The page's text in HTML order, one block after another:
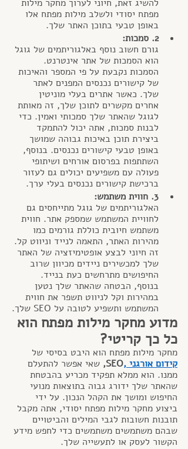
להשיג זאת, חיוני לערוך מחקר מילות
מפתח יסודי ולשלב מילות מפתח אלו
באופן טבעי בתוכן האתר שלך.
2. סמכות:
גורם חשוב נוסף באלגוריתמים של גוגל
הוא הסמכות של אתר אינטרנט.
הסמכות נקבעת על פי המספר והאיכות
של קישורים נכנסים המפנים לאתר
שלך. כאשר אתרים בעלי מוניטין
אחרים מקשרים לתוכן שלך, זה מאותת
לגוגל שהאתר שלך סמכותי ואמין. כדי
לבנות סמכות, אתה יכול להתמקד
ביצירת תוכן באיכות גבוהה שמושך
באופן טבעי קישורים נכנסים. בנוסף,
השתתפות בפרסום אורחים ושיתופי
פעולה עם משפיעים יכולים גם לעזור
ברכישת קישורים נכנסים בעלי ערך.
3. חווית משתמש:
האלגוריתמים של גוגל מתייחסים גם
לחוויית המשתמש שמספק אתר. חווית
משתמש חיובית כוללת גורמים כמו
מהירות האתר, התאמה לנייד וניווט קל.
זה חיוני לבצע אופטימיזציה של האתר
שלך למכשירים ניידים מכיוון שרוב
החיפושים מתרחשים כעת בנייד.
בנוסף, הבטחה שהאתר שלך נטען
במהירות וקל לניווט תשפר את חווית
המשתמש ותשפיע לטובה על SEO שלך.
מדוע מחקר מילות מפתח הוא
כל כך קריטי?
מחקר מילות מפתח הוא היבט בסיסי של
קידום אורגני ,
SEO, שאי אפשר להתעלם
ממנו. הוא ממלא תפקיד מכריע בהבטחת
שהאתר שלך ידורג גבוה בתוצאות מנועי
החיפוש ומושך את הקהל הנכון. על ידי
ביצוע מחקר מילות מפתח יסודי, אתה מקבל
תובנות חשובות לגבי המילים והביטויים
שבהם משתמשים משתמשים כדי לחפש מידע
הקשור לעסק או לתעשייה שלך.